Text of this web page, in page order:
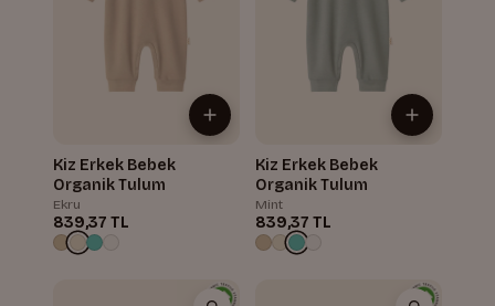
Kiz Erkek Bebek
Organik Tulum
Ekru
839,37 TL
Kiz Erkek Bebek
Organik Tulum
Mint
839,37 TL